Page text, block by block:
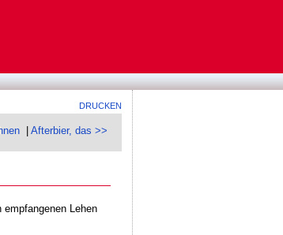
DRUCKEN
|Afterbier, das >>
Lehen